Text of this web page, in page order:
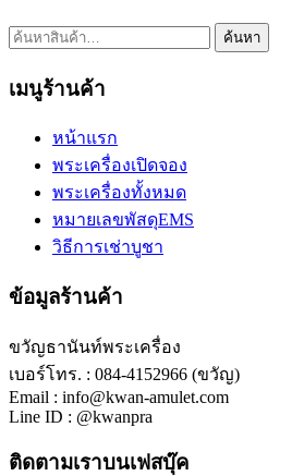
ค้นหา: ค้นหา
เมนูร้านค้า
หน้าแรก
พระเครื่องเปิดจอง
พระเครื่องทั้งหมด
หมายเลขพัสดุEMS
วิธีการเช่าบูชา
ข้อมูลร้านค้า
ขวัญธานันท์พระเครื่อง
เบอร์โทร. : 084-4152966 (ขวัญ)
Email : info@kwan-amulet.com
Line ID : @kwanpra
ติดตามเราบนเฟสบุ๊ค